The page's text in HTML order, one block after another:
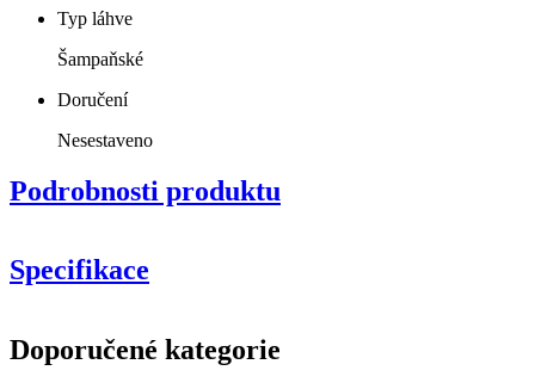
Typ láhve
Šampaňské
Doručení
Nesestaveno
Podrobnosti produktu
Specifikace
Číslo produktuBX2091
Doporučené kategorie